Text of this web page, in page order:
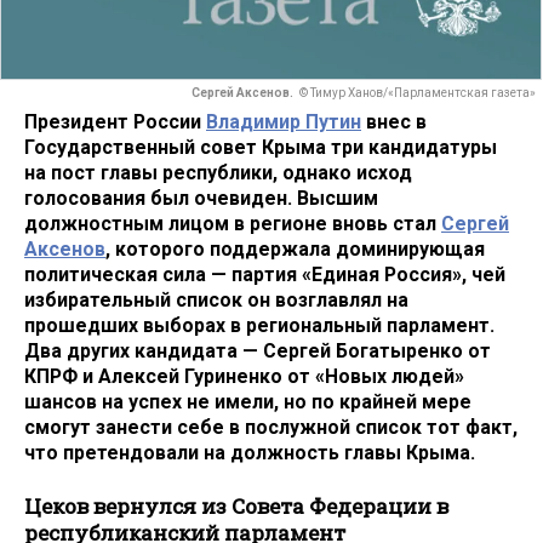
Сергей Аксенов. © Тимур Ханов/«Парламентская газета»
Президент России Владимир Путин внес в
Государственный совет Крыма три кандидатуры
на пост главы республики, однако исход
голосования был очевиден. Высшим
должностным лицом в регионе вновь стал Сергей
Аксенов, которого поддержала доминирующая
политическая сила — партия «Единая Россия», чей
избирательный список он возглавлял на
прошедших выборах в региональный парламент.
Два других кандидата — Сергей Богатыренко от
КПРФ и Алексей Гуриненко от «Новых людей»
шансов на успех не имели, но по крайней мере
смогут занести себе в послужной список тот факт,
что претендовали на должность главы Крыма.
Цеков вернулся из Совета Федерации в
республиканский парламент